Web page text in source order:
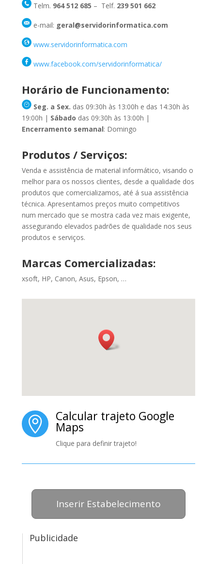
Telm. 964 512 685 – Telf. 239 501 662
e-mail: geral@servidorinformatica.com
www.servidorinformatica.com
www.facebook.com/servidorinformatica/
Horário de Funcionamento:
Seg. a Sex. das 09:30h às 13:00h e das 14:30h às
19:00h | Sábado das 09:30h às 13:00h |
Encerramento semanal: Domingo
Produtos / Serviços:
Venda e assistência de material informático, visando o
melhor para os nossos clientes, desde a qualidade dos
produtos que comercializamos, até á sua assistência
técnica. Apresentamos preços muito competitivos
num mercado que se mostra cada vez mais exigente,
assegurando elevados padrões de qualidade nos seus
produtos e serviços.
Marcas Comercializadas:
xsoft, HP, Canon, Asus, Epson, …
 Calcular trajeto Google
Maps
Clique para definir trajeto!
Inserir Estabelecimento
Publicidade